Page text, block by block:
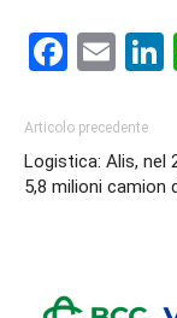
Articolo precedente
Logistica: Alis, nel
5,8 milioni camion